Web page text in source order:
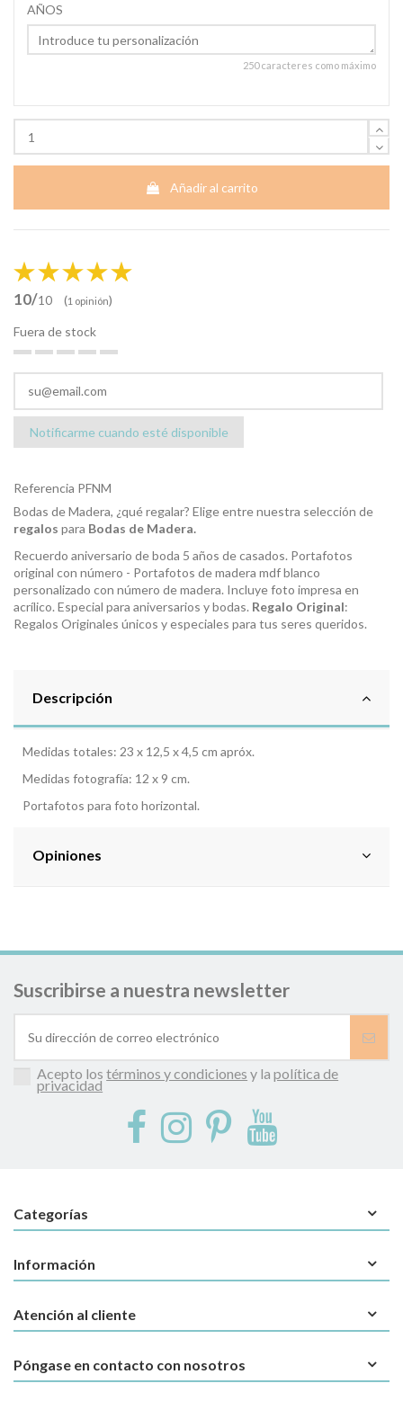
AÑOS
250 caracteres como máximo
Añadir al carrito
10/10 (1 opinión)
Fuera de stock
Notificarme cuando esté disponible
Referencia PFNM
Bodas de Madera, ¿qué regalar? Elige entre nuestra selección de
regalos para Bodas de Madera.
Recuerdo aniversario de boda 5 años de casados. Portafotos
original con número - Portafotos de madera mdf blanco
personalizado con número de madera. Incluye foto impresa en
acrílico. Especial para aniversarios y bodas. Regalo Original:
Regalos Originales únicos y especiales para tus seres queridos.
Descripción
Medidas totales: 23 x 12,5 x 4,5 cm apróx.
Medidas fotografía: 12 x 9 cm.
Portafotos para foto horizontal.
Opiniones
Suscribirse a nuestra newsletter
Acepto lostérminos y condiciones y lapolítica de
privacidad
Categorías
Información
Atención al cliente
Póngase en contacto con nosotros